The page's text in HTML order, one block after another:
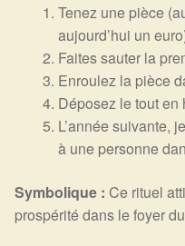
Tenez une pièce
aujourd’hui un
Faites sauter la
Enroulez la pièce
Déposez le tout en
L’année suivante,
à une personne
Symbolique : Ce rituel
prospérité dans le foyer